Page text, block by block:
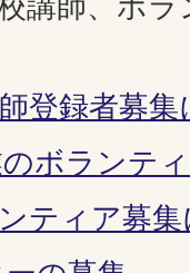
登録者募
ボランテ
ティア募